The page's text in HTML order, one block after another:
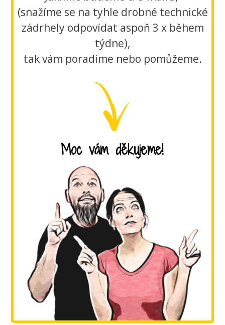
(snažíme se na tyhle drobné technické
zádrhely odpovídat aspoň 3 x během
týdne),
tak vám poradíme nebo pomůžeme.
Moc vám děkujeme!